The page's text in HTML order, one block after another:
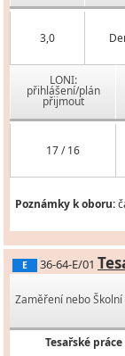
3,0
LONI:
přihlášení/plán
přijmout
17 / 16
Poznámky k oboru:
E 36-64-E/01
Zaměření nebo
Tesařské práce